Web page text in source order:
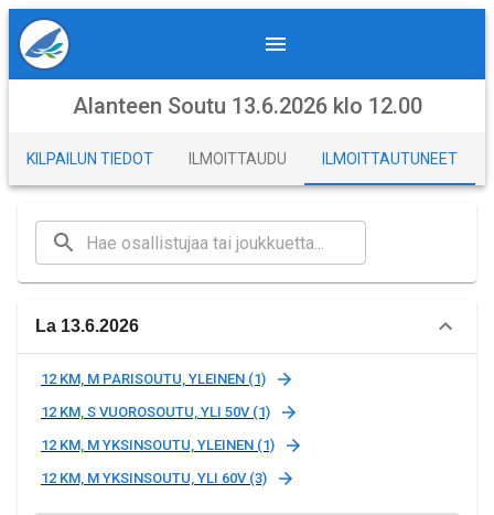
Alanteen Soutu 13.6.2026 klo 12.00
KILPAILUN TIEDOT ILMOITTAUDU ILMOITTAUTUNEET
La 13.6.2026
12 KM, M PARISOUTU, YLEINEN (1)
12 KM, S VUOROSOUTU, YLI 50V (1)
12 KM, M YKSINSOUTU, YLEINEN (1)
12 KM, M YKSINSOUTU, YLI 60V (3)